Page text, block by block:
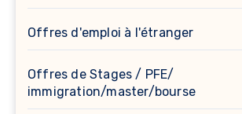
Offres d'emploi à l'étranger
Offres de Stages / PFE/
immigration/master/bourse